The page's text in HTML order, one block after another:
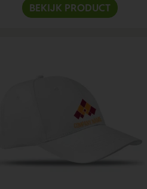
BEKIJK PRODUCT